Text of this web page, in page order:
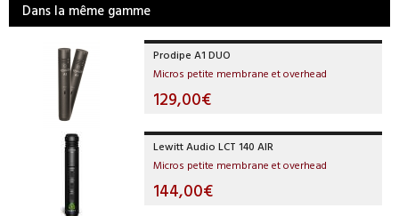
Dans la même gamme
Prodipe A1 DUO
Micros petite membrane et overhead
129,00€
Lewitt Audio LCT 140 AIR
Micros petite membrane et overhead
144,00€